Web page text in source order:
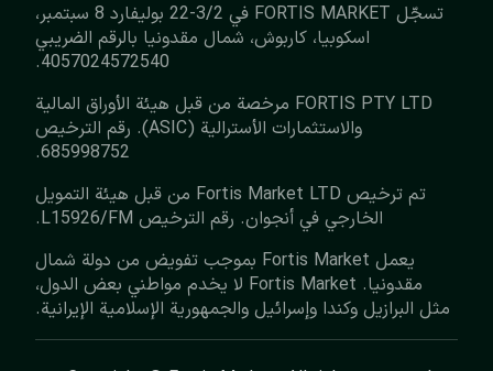
تسجّل FORTIS MARKET في 3/2-22 بوليفارد 8 سبتمبر،
اسكوبيا، كاربوش، شمال مقدونيا بالرقم الضريبي
4057024572540.
‏FORTIS PTY LTD مرخصة من قبل هيئة الأوراق المالية
والاستثمارات الأسترالية (ASIC). رقم الترخيص
685998752.
تم ترخيص Fortis Market LTD من قبل هيئة التمويل
الخارجي في أنجوان. رقم الترخيص L15926/FM.
يعمل Fortis Market بموجب تفويض من دولة شمال
مقدونيا. Fortis Market لا يخدم مواطني بعض الدول،
مثل البرازيل وكندا وإسرائيل والجمهورية الإسلامية الإيرانية.